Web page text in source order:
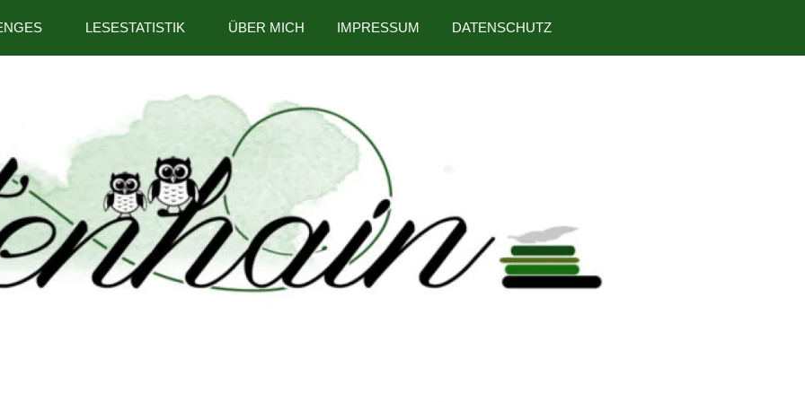
LESESTATISTIK ÜBER MICH IMPRESSUM DATENSCHUTZ